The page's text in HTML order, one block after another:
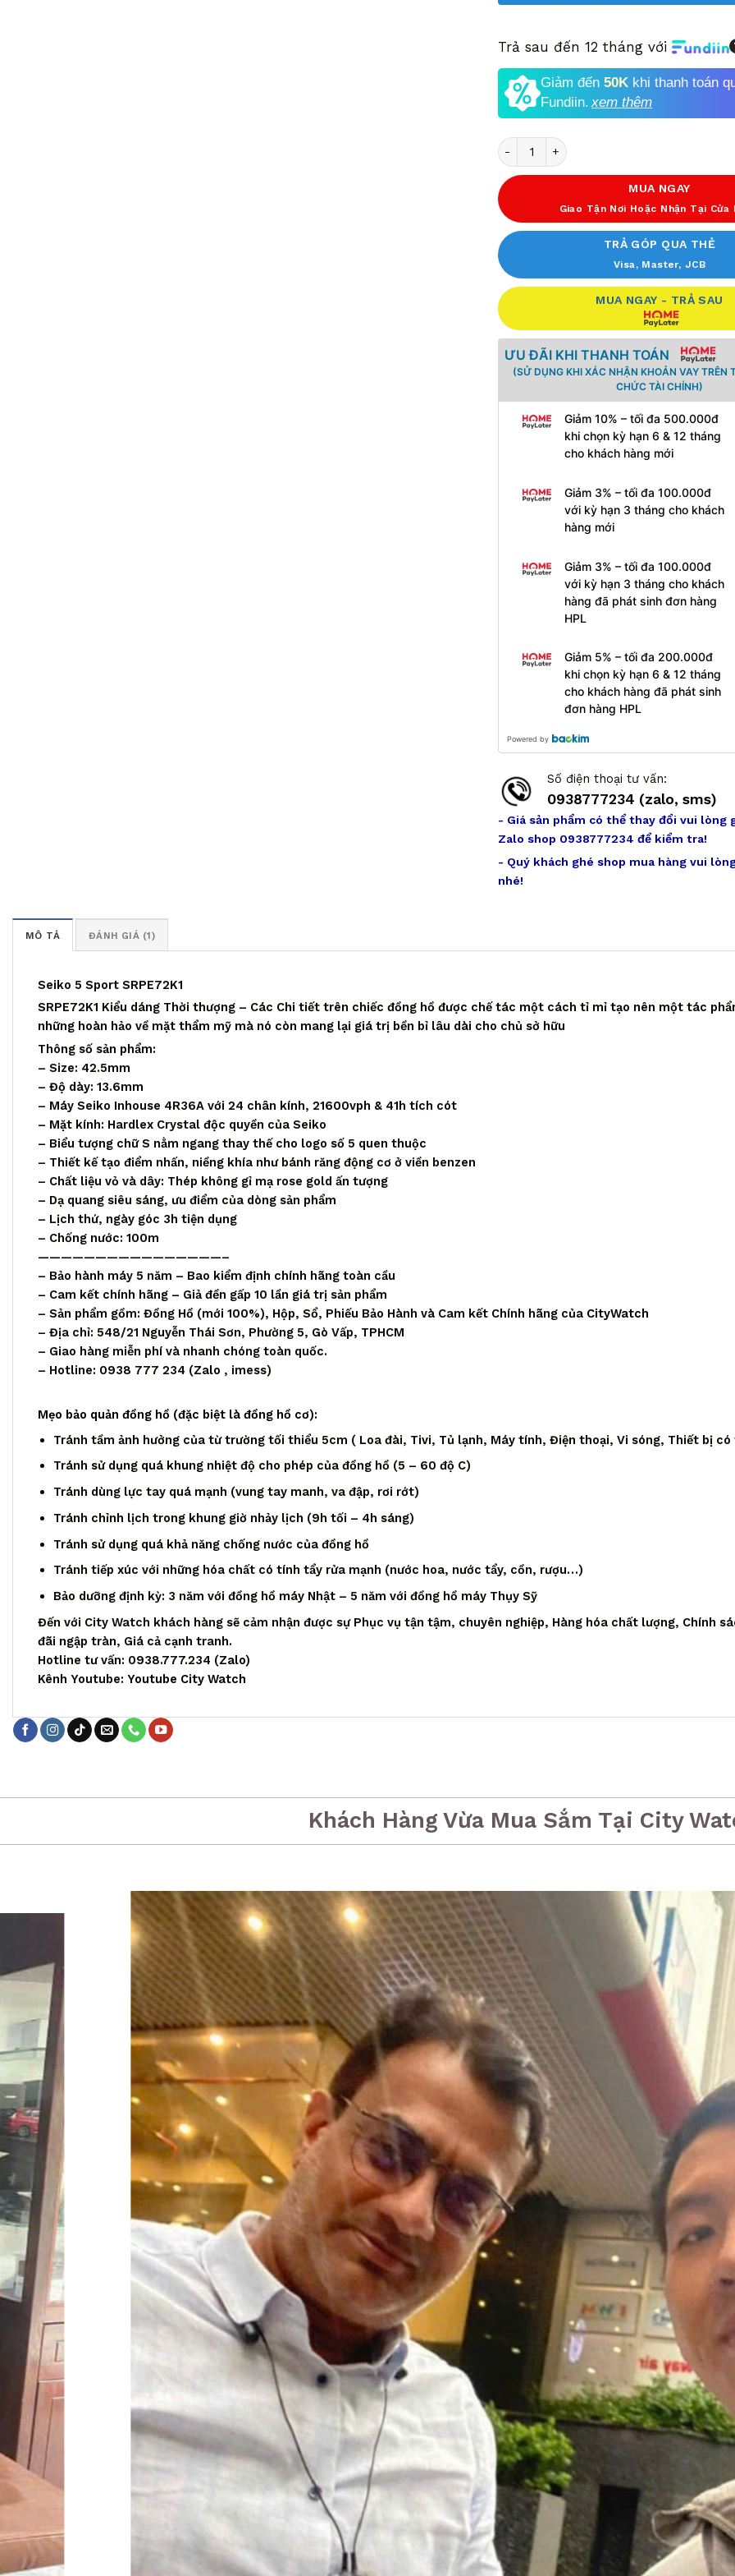
Trả sau đến 12 tháng với
Giảm đến 50K khi thanh toán
Fundiin. xem thêm
Số lượng
MUA NGAY
Giao Tận Nơi Hoặc Nhận Tại Cửa
TRẢ GÓP QUA THẺ
Visa, Master, JCB
MUA NGAY - TRẢ SAU
ƯU ĐÃI KHI THANH TOÁN
(SỬ DỤNG KHI XÁC NHẬN KHOẢN VAY TRÊN
CHỨC TÀI CHÍNH)
Giảm 10% – tối đa 500.000đ
khi chọn kỳ hạn 6 & 12 tháng
cho khách hàng mới
Giảm 3% – tối đa 100.000đ
với kỳ hạn 3 tháng cho khách
hàng mới
Giảm 3% – tối đa 100.000đ
với kỳ hạn 3 tháng cho khách
hàng đã phát sinh đơn hàng
HPL
Giảm 5% – tối đa 200.000đ
khi chọn kỳ hạn 6 & 12 tháng
cho khách hàng đã phát sinh
đơn hàng HPL
Powered by
Số điện thoại tư vấn:
0938777234 (zalo, sms)
- Giá sản phẩm có thể thay đổi vui lòng
Zalo shop 0938777234 để kiểm tra!
- Quý khách ghé shop mua hàng vui
nhé!
MÔ TẢ ĐÁNH GIÁ (1)
Seiko 5 Sport SRPE72K1
SRPE72K1 Kiểu dáng Thời thượng – Các Chi tiết trên chiếc đồng hồ được chế tác một cách tỉ mỉ tạo nên một tác
những hoàn hảo về mặt thẩm mỹ mà nó còn mang lại giá trị bền bỉ lâu dài cho chủ sở hữu
Thông số sản phẩm:
– Size: 42.5mm
– Độ dày: 13.6mm
– Máy Seiko Inhouse 4R36A với 24 chân kính, 21600vph & 41h tích cót
– Mặt kính: Hardlex Crystal độc quyền của Seiko
– Biểu tượng chữ S nằm ngang thay thế cho logo số 5 quen thuộc
– Thiết kế tạo điểm nhấn, niềng khía như bánh răng động cơ ở viền benzen
– Chất liệu vỏ và dây: Thép không gỉ mạ rose gold ấn tượng
– Dạ quang siêu sáng, ưu điểm của dòng sản phẩm
– Lịch thứ, ngày góc 3h tiện dụng
– Chống nước: 100m
————————————————–
– Bảo hành máy 5 năm – Bao kiểm định chính hãng toàn cầu
– Cam kết chính hãng – Giả đền gấp 10 lần giá trị sản phẩm
– Sản phẩm gồm: Đồng Hồ (mới 100%), Hộp, Sổ, Phiếu Bảo Hành và Cam kết Chính hãng của CityWatch
– Địa chỉ: 548/21 Nguyễn Thái Sơn, Phường 5, Gò Vấp, TPHCM
– Giao hàng miễn phí và nhanh chóng toàn quốc.
– Hotline: 0938 777 234 (Zalo , imess)
Mẹo bảo quản đồng hồ (đặc biệt là đồng hồ cơ):
Tránh tầm ảnh hưởng của từ trường tối thiểu 5cm ( Loa đài, Tivi, Tủ lạnh, Máy tính, Điện thoại, Vi sóng, Thiết bị
Tránh sử dụng quá khung nhiệt độ cho phép của đồng hồ (5 – 60 độ C)
Tránh dùng lực tay quá mạnh (vung tay manh, va đập, rơi rớt)
Tránh chỉnh lịch trong khung giờ nhảy lịch (9h tối – 4h sáng)
Tránh sử dụng quá khả năng chống nước của đồng hồ
Tránh tiếp xúc với những hóa chất có tính tẩy rửa mạnh (nước hoa, nước tẩy, cồn, rượu…)
Bảo dưỡng định kỳ: 3 năm với đồng hồ máy Nhật – 5 năm với đồng hồ máy Thụy Sỹ
Đến với City Watch khách hàng sẽ cảm nhận được sự Phục vụ tận tậm, chuyên nghiệp, Hàng hóa chất lượng, Chính
đãi ngập tràn, Giá cả cạnh tranh.
Hotline tư vấn: 0938.777.234 (Zalo)
Kênh Youtube: Youtube City Watch
Khách Hàng Vừa Mua Sắm Tại City